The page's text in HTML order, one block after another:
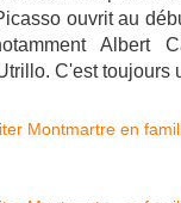
ouvrit au
Albert
C'est toujours